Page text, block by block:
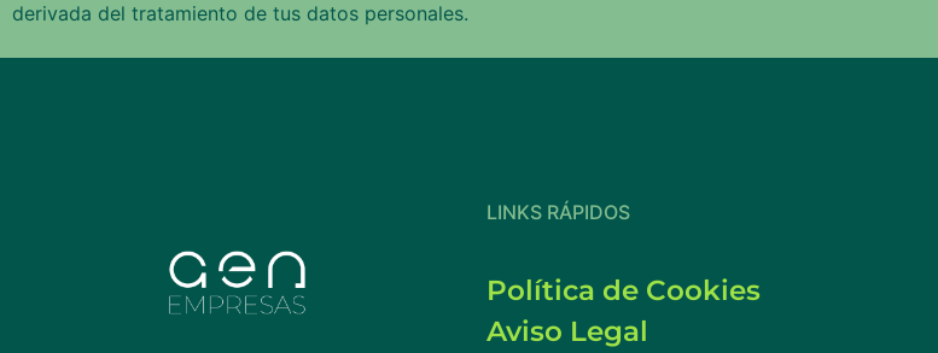
derivada del tratamiento de tus datos personales.
LINKS RÁPIDOS
Política de Cookies
Aviso Legal